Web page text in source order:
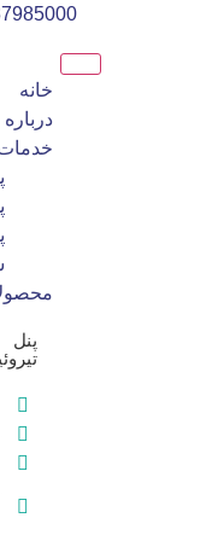
021
خانه
پنل